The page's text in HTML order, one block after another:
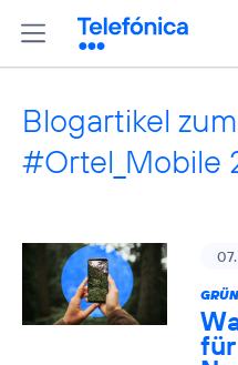
Blogartikel
#Ortel_Mobile